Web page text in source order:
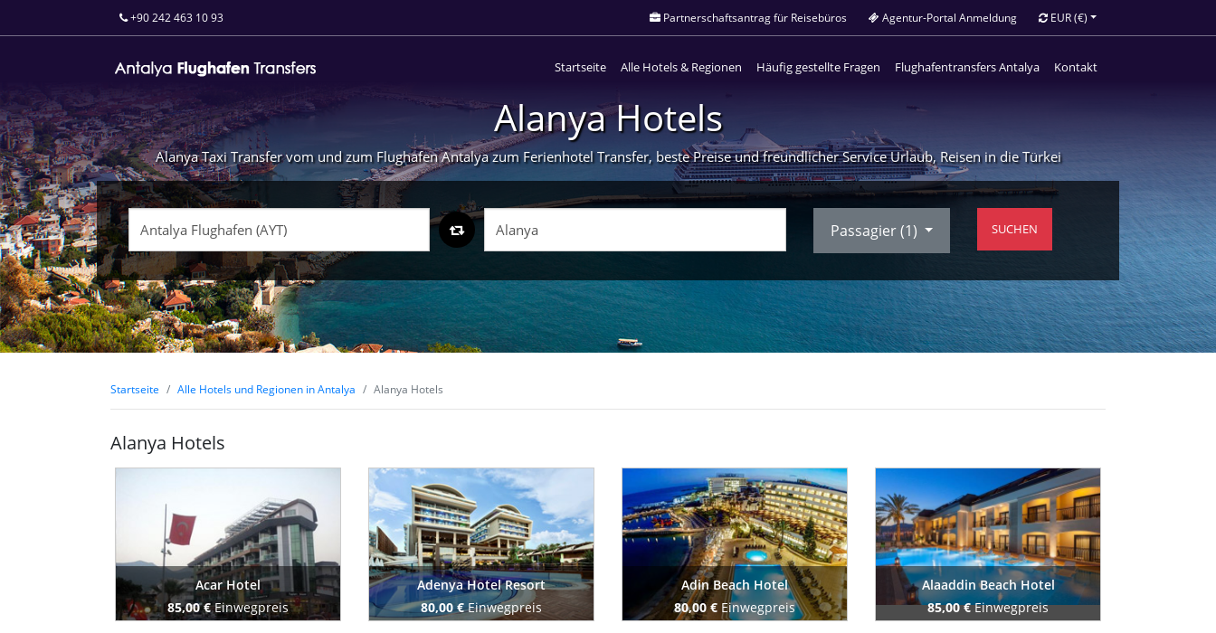
+90 242 463 10 93 Partnerschaftsantrag für Reisebüros Agentur-Portal Anmeldung EUR(€)
Startseite Alle Hotels & Regionen Häufig gestellte Fragen Flughafentransfers Antalya Kontakt
Alanya Hotels
Alanya Taxi Transfer vom und zum Flughafen Antalya zum Ferienhotel Transfer, beste Preise und freundlicher Service Urlaub, Reisen in die Türkei
Passagier (1) SUCHEN
Startseite Alle Hotels und Regionen in Antalya Alanya Hotels
Alanya Hotels
Acar Hotel
85,00 €Einwegpreis
Adenya Hotel Resort
80,00 €Einwegpreis
Adin Beach Hotel
80,00 € Einwegpreis
Alaaddin Beach Hotel
85,00 €Einwegpreis